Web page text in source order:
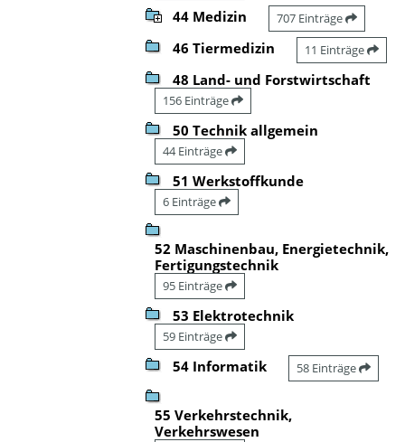
44 Medizin 707 Einträge
46 Tiermedizin 11 Einträge
48 Land- und Forstwirtschaft
156 Einträge
50 Technik allgemein
44 Einträge
51 Werkstoffkunde
6 Einträge
52 Maschinenbau, Energietechnik,
Fertigungstechnik
95 Einträge
53 Elektrotechnik
59 Einträge
54 Informatik 58 Einträge
55 Verkehrstechnik,
Verkehrswesen